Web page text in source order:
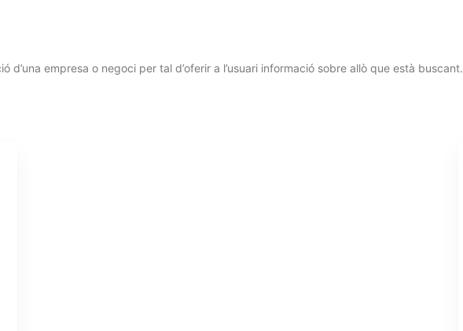
empresa o negoci per tal d’oferir a l’usuari informació sobre allò que està buscant.